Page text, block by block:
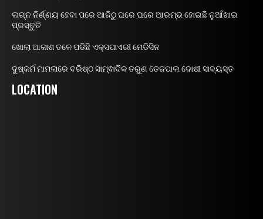
ଲଗ୍ନ ନିର୍ଣ୍ଣୟ ହେବା ପରେ ଆଜିଠୁ ଘରେ ଘରେ ଆରମ୍ଭ ହୋଇଛି ନୁଆଁଖାଇ
ପ୍ରସ୍ତୁତି
ଖୋଲା ଆକାଶ ତଳେ ପଡିଛି ଏକ୍ସପାଏରୀ ମେଡିସିନ
ଦୁଷ୍କର୍ମ ମାମଲାରେ ବରିଷ୍ଠ ସାମ୍ଵାଦିକ ତରୁଣ ତେଜପାଲ ଦୋଷୀ ସାବ୍ୟସ୍ତ
LOCATION